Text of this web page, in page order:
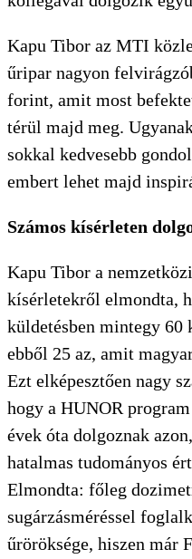
Kapu Tibor az MTI
űripar nagyon
forint, amit most
térül majd meg.
sokkal kedvesebb
embert lehet majd
Számos kísérleten
Kapu Tibor a
kísérletekről elmondta,
küldetésben mintegy 60
ebből 25 az, amit
Ezt elképesztően nagy
hogy a HUNOR
évek óta dolgoznak
hatalmas tudományos
Elmondta: főleg
sugárzásméréssel
űröröksége, hiszen már